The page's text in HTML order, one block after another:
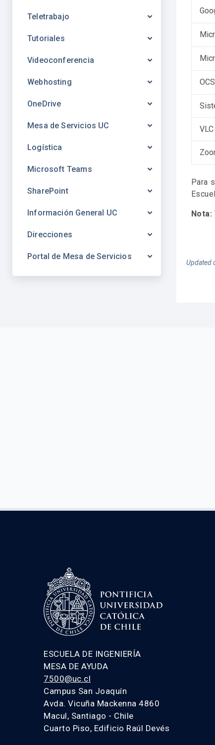
Teletrabajo
Tutoriales
Videoconferencia
Webhosting
OneDrive
Mesa de Servicios UC
Logística
Microsoft Teams
SharePoint
Información General UC
Direcciones
Portal de Mesa de Servicios
Para
Nota:
Updated
ESCUELA DE INGENIERÍA
MESA DE AYUDA
7500@uc.cl
Campus San Joaquín
Avda. Vicuña Mackenna 4860
Macul, Santiago - Chile
Cuarto Piso, Edificio Raúl Devés